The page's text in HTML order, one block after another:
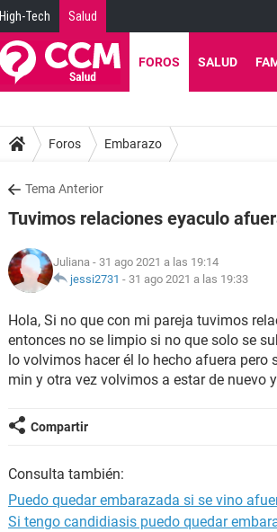
High-Tech Salud
FOROS SALUD
Foros Embarazo
Tema Anterior
Tuvimos relaciones eyaculo
Juliana - 31 ago 2021 a las 19:14
jessi2731 - 31 ago 2021 a las 19:33
Hola, Si no que con mi pareja tuvimos
entonces no se limpio si no que solo se
lo volvimos hacer él lo hecho afuera
min y otra vez volvimos a estar de nuevo
Compartir
Consulta también:
Puedo quedar embarazada si se vino
Si tengo candidiasis puedo quedar